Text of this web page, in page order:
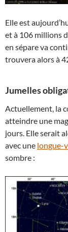
Elle est
et à 106 millions
en sépare va
trouvera alors à
Jumelles
Actuellement, la
atteindre une
jours. Elle serait
avec une longue-
sombre :